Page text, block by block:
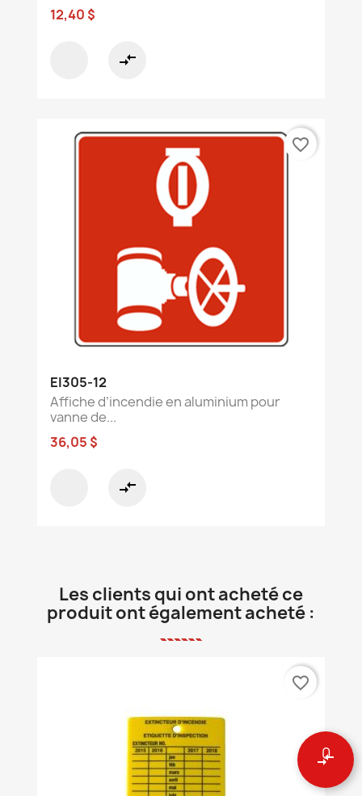
0
compare_arrows
12,40 $
compare_arrows
EI305-12
Affiche d’incendie en aluminium pour
vanne de...
36,05 $
compare_arrows
favorite_border
Les clients qui ont acheté ce
produit ont également acheté :
favorite_border